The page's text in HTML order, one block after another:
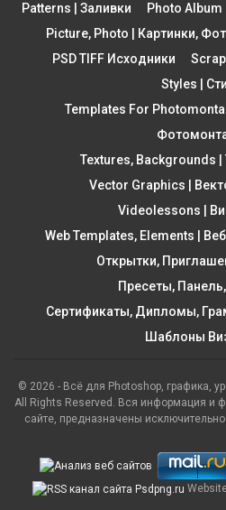
Patterns | Заливки
Photo
Picture, Photo | Картинки,
PSD TIFF Исходники
Styles |
Templates For
Textures, Backgrounds
Vector Graphics |
Videolessons |
Web Templates, Elements |
Открытки,
Пресеты,
Сертификаты, Дипломы,
Шаблоны
© 2026 - Всё для Photoshop, графика,
All Rights Reserved. Вся информация и
сайте, предназначены